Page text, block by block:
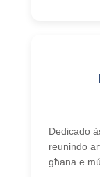
Dedicado
reunindo
għana e